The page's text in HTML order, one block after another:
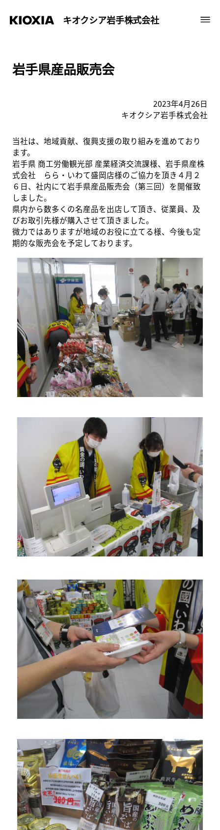
キオクシア岩手株式会社
岩手県産品販売会
2023年4月26日
キオクシア岩手株式会社
当社は、地域貢献、復興支援の取り組みを進めており
ます。
岩手県 商工労働観光部 産業経済交流課様、岩手県産株
式会社 らら・いわて盛岡店様のご協力を頂き４月２
６日、社内にて岩手県産品販売会（第三回）を開催致
しました。
県内から数多くの名産品を出店して頂き、従業員、及
びお取引先様が購入させて頂きました。
微力ではありますが地域のお役に立てる様、今後も定
期的な販売会を予定しております。